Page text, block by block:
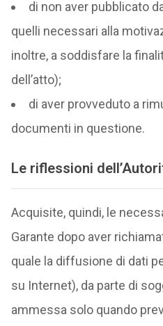
di non aver pubblicato
quelli necessari alla
inoltre, a soddisfare la
dell’atto);
di aver provveduto a
documenti in questione.
Le riflessioni
Acquisite, quindi, le
Garante dopo aver
quale la diffusione di dati
su Internet), da parte di
ammessa solo quando